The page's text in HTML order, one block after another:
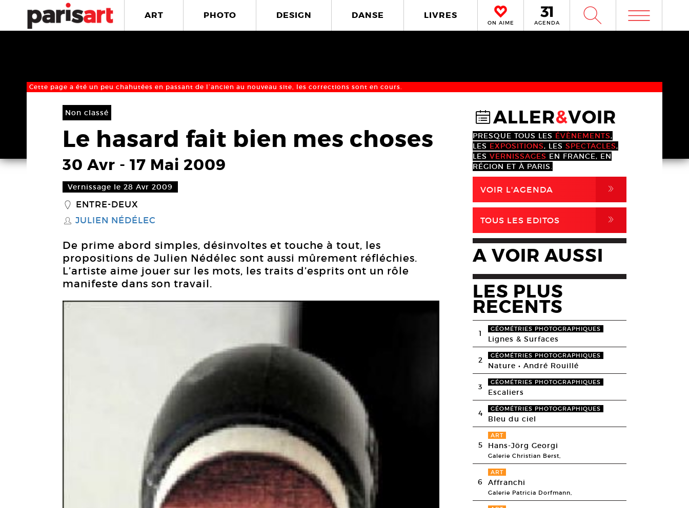
ART PHOTO DESIGN DANSE LIVRES
ON AIME AGENDA W m
Cette page a été un peu chahutées en passant de l’ancien au nouveau site, les corrections sont en cours.
Non classé
Le hasard fait bien mes choses
30 Avr - 17 Mai 2009
Vernissage le 28 Avr 2009
_ ENTRE-DEUX
S JULIEN NÉDÉLEC
De prime abord simples, désinvoltes et touche à tout, les
propositions de Julien Nédélec sont aussi mûrement réfléchies.
L’artiste aime jouer sur les mots, les traits d’esprits ont un rôle
manifeste dans son travail.
@ALLER&VOIR
PRESQUE TOUS LES ÉVÈNEMENTS,
LES EXPOSITIONS, LES SPECTACLES,
LES VERNISSAGES EN FRANCE, EN
RÉGION ET À PARIS.
VOIR L'AGENDA ,
TOUS LES EDITOS ,
A VOIR AUSSI
LES PLUS
RECENTS
1 GÉOMÉTRIES PHOTOGRAPHIQUES
Lignes & Surfaces
2 GÉOMÉTRIES PHOTOGRAPHIQUES
Nature • André Rouillé
3 GÉOMÉTRIES PHOTOGRAPHIQUES
Escaliers
4 GÉOMÉTRIES PHOTOGRAPHIQUES
Bleu du ciel
5
ART
Hans-Jörg Georgi
Galerie Christian Berst,
6
ART
Affranchi
Galerie Patricia Dorfmann,